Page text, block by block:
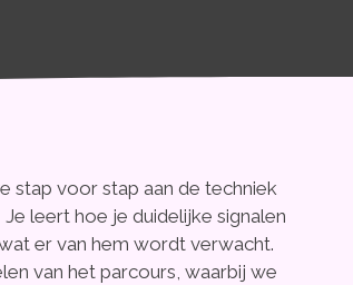
stap voor stap aan de techniek
leert hoe je duidelijke signalen
er van hem wordt verwacht.
van het parcours, waarbij we